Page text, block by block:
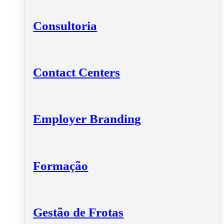
Consultoria
Contact Centers
Employer Branding
Formação
Gestão de Frotas